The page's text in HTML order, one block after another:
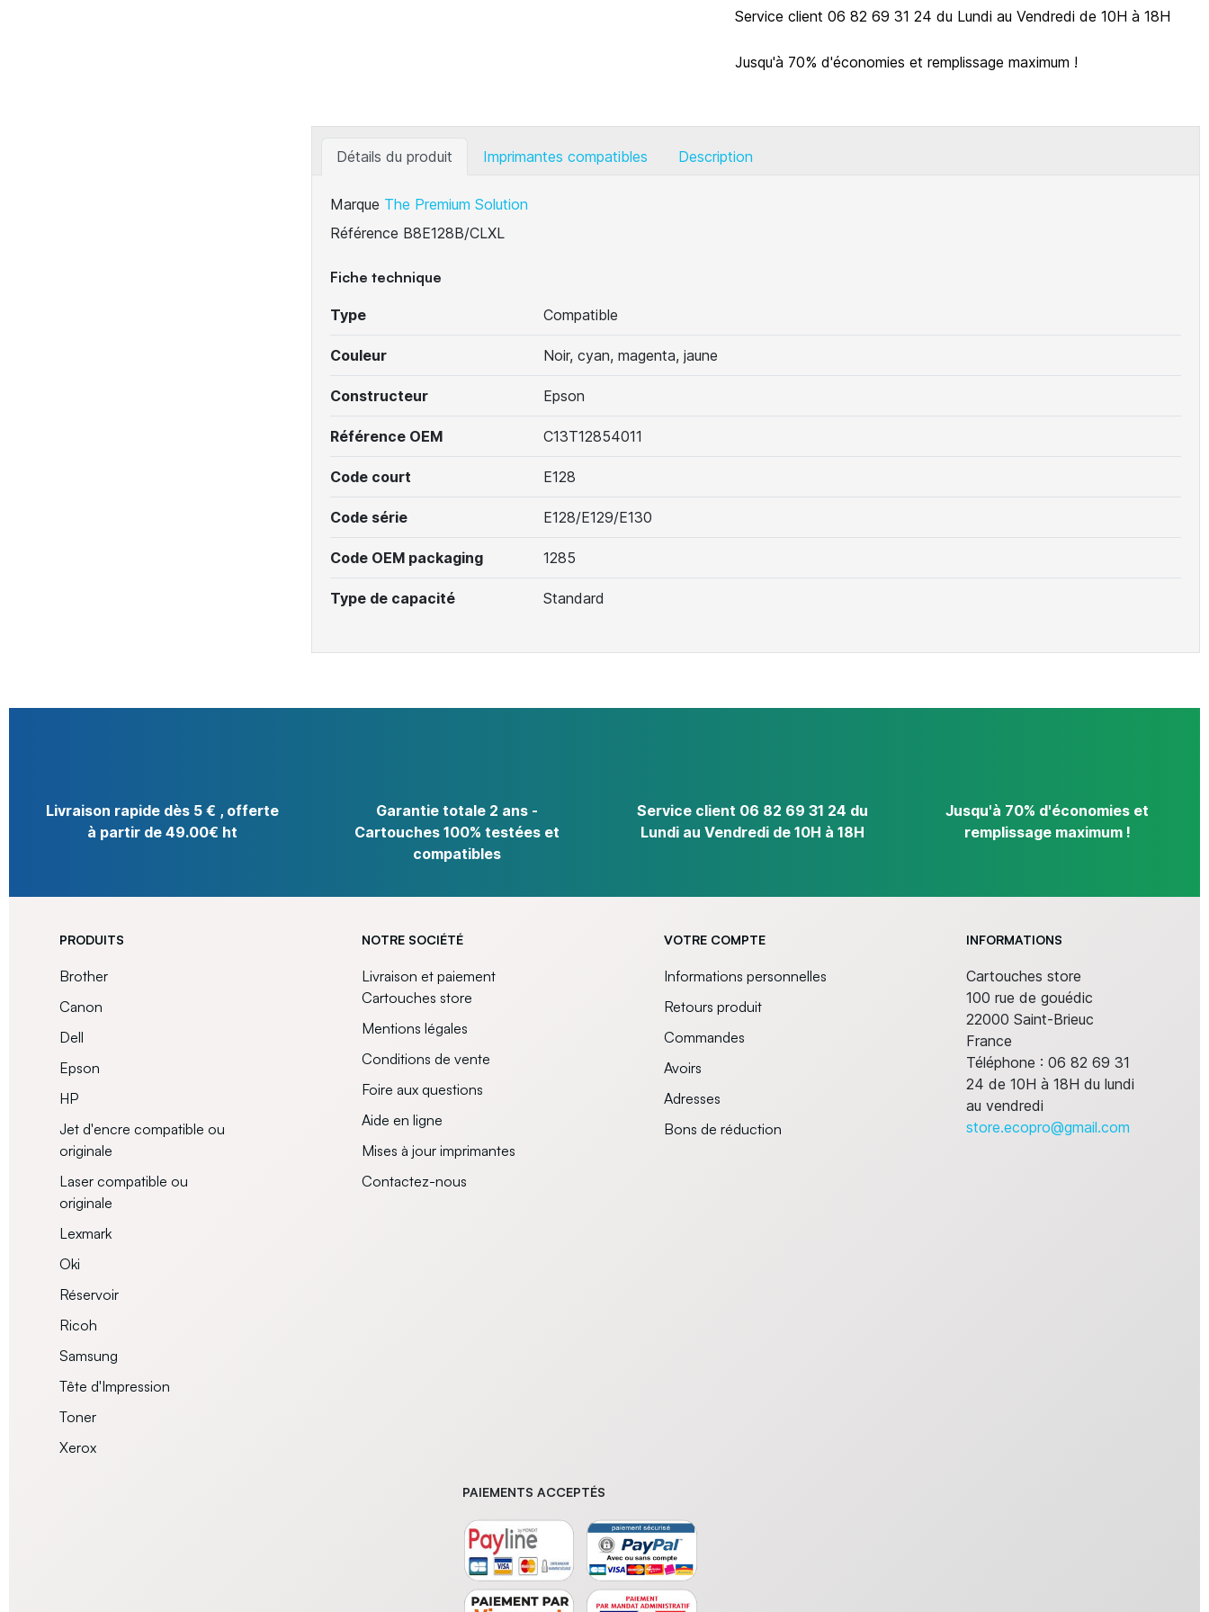
Service client 06 82 69 31 24 du Lundi au Vendredi de 10H à 18H
Jusqu'à 70% d'économies et remplissage maximum !
Détails du produit Imprimantes compatibles Description
Marque The Premium Solution
Référence B8E128B/CLXL
Fiche technique
Type Compatible
Couleur Noir, cyan, magenta, jaune
Constructeur Epson
Référence OEM C13T12854011
Code court E128
Code série E128/E129/E130
Code OEM packaging 1285
Type de capacité Standard
Livraison rapide dès 5 € , offerte
à partir de 49.00€ ht
Garantie totale 2 ans -
Cartouches 100% testées et
compatibles
Service client 06 82 69 31 24 du
Lundi au Vendredi de 10H à 18H
Jusqu'à 70% d'économies et
remplissage maximum !
PRODUITS
Brother
Canon
Dell
Epson
HP
Jet d'encre compatible ou
originale
Laser compatible ou
originale
Lexmark
Oki
Réservoir
Ricoh
Samsung
Tête d'Impression
Toner
Xerox
NOTRE SOCIÉTÉ
Livraison et paiement
Cartouches store
Mentions légales
Conditions de vente
Foire aux questions
Aide en ligne
Mises à jour imprimantes
Contactez-nous
VOTRE COMPTE
Informations personnelles
Retours produit
Commandes
Avoirs
Adresses
Bons de réduction
INFORMATIONS
Cartouches store
100 rue de gouédic
22000 Saint-Brieuc
France
Téléphone : 06 82 69 31
24 de 10H à 18H du lundi
au vendredi
store.ecopro@gmail.com
PAIEMENTS ACCEPTÉS